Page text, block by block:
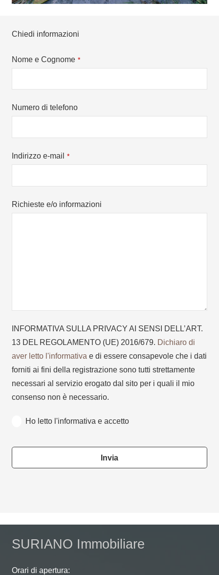
Chiedi informazioni
Nome e Cognome *
Numero di telefono
Indirizzo e-mail *
Richieste e/o informazioni
INFORMATIVA SULLA PRIVACY AI SENSI DELL’ART.
13 DEL REGOLAMENTO (UE) 2016/679. Dichiaro di
aver letto l'informativa e di essere consapevole che i dati
forniti ai fini della registrazione sono tutti strettamente
necessari al servizio erogato dal sito per i quali il mio
consenso non è necessario.
Ho letto l'informativa e accetto
Invia
be
blank
SURIANO Immobiliare
Orari di apertura: